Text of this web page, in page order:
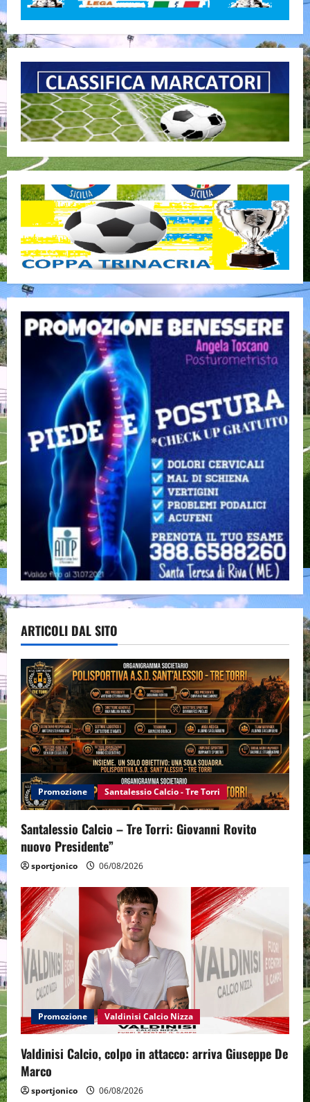
ARTICOLI DAL SITO
Promozione Santalessio Calcio - Tre Torri
Santalessio Calcio – Tre Torri: Giovanni Rovito
nuovo Presidente”
sportjonico 06/08/2026
Promozione Valdinisi Calcio Nizza
Valdinisi Calcio, colpo in attacco: arriva Giuseppe De
Marco
sportjonico 06/08/2026